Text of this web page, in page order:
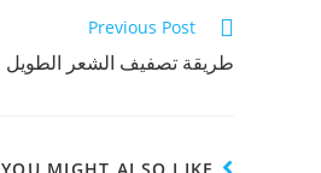
ى
h
a
(
ى
س
ت
ى
و
ي
ح
Read
more
Previous Post
طريقة تصفيف الشعر الطويل